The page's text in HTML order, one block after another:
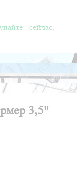
- сейчас,
3,5"